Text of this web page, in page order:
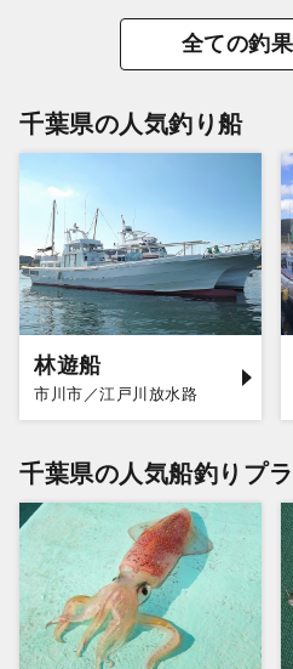
全ての釣
千葉県の人気釣り船
林遊船
市川市／江戸川放水路
千葉県の人気船釣りプ